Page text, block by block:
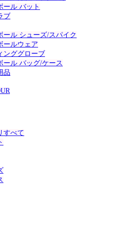
ール バット
ブ
ール シューズ/スパイク
ールウェア
ンググローブ
ール バッグ/ケース
品
すべて